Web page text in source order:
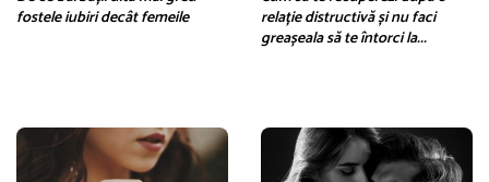
fostele iubiri decât femeile
relație distructivă și nu faci
greașeala să te întorci la...